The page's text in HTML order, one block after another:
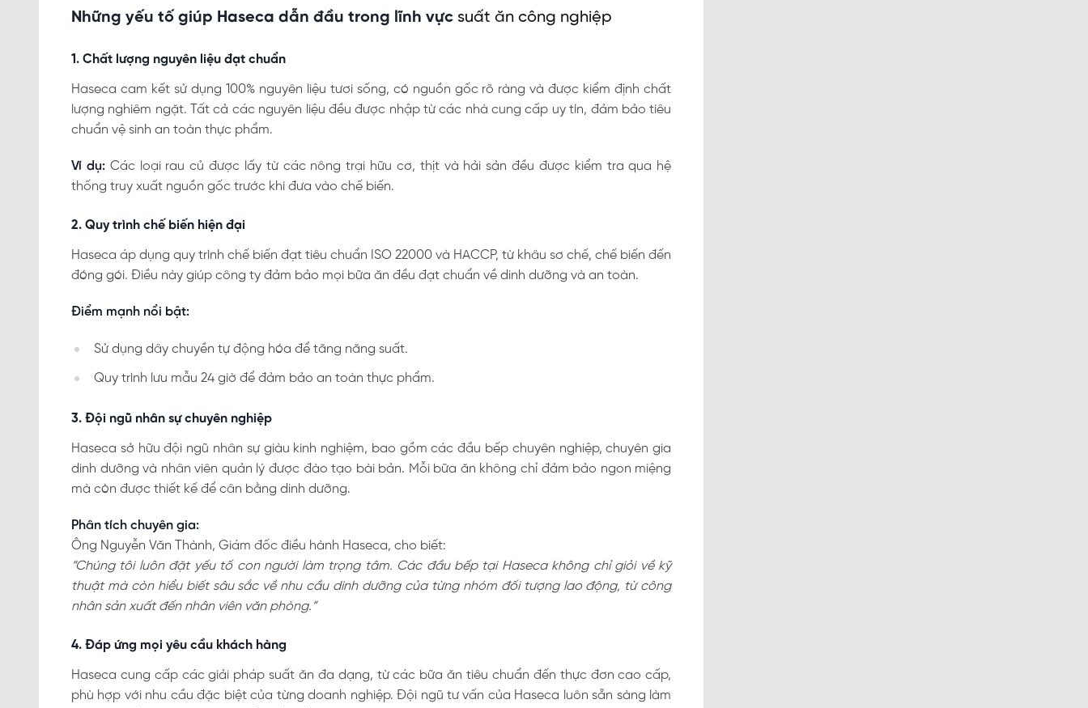
Những yếu tố giúp Haseca dẫn đầu trong lĩnh vực suất ăn công nghiệp
1. Chất lượng nguyên liệu đạt chuẩn
Haseca cam kết sử dụng 100% nguyên liệu tươi sống, có nguồn gốc rõ ràng và được kiểm định chất
lượng nghiêm ngặt. Tất cả các nguyên liệu đều được nhập từ các nhà cung cấp uy tín, đảm bảo tiêu
chuẩn vệ sinh an toàn thực phẩm.
Ví dụ:Các loại rau củ được lấy từ các nông trại hữu cơ, thịt và hải sản đều được kiểm tra qua hệ
thống truy xuất nguồn gốc trước khi đưa vào chế biến.
2. Quy trình chế biến hiện đại
Haseca áp dụng quy trình chế biến đạt tiêu chuẩn ISO 22000 và HACCP, từ khâu sơ chế, chế biến đến
đóng gói. Điều này giúp công ty đảm bảo mọi bữa ăn đều đạt chuẩn về dinh dưỡng và an toàn.
Điểm mạnh nổi bật:
Sử dụng dây chuyền tự động hóa để tăng năng suất.
Quy trình lưu mẫu 24 giờ để đảm bảo an toàn thực phẩm.
3. Đội ngũ nhân sự chuyên nghiệp
Haseca sở hữu đội ngũ nhân sự giàu kinh nghiệm, bao gồm các đầu bếp chuyên nghiệp, chuyên gia
dinh dưỡng và nhân viên quản lý được đào tạo bài bản. Mỗi bữa ăn không chỉ đảm bảo ngon miệng
mà còn được thiết kế để cân bằng dinh dưỡng.
Phân tích chuyên gia:
Ông Nguyễn Văn Thành, Giám đốc điều hành Haseca, cho biết:
“Chúng tôi luôn đặt yếu tố con người làm trọng tâm. Các đầu bếp tại Haseca không chỉ giỏi về kỹ
thuật mà còn hiểu biết sâu sắc về nhu cầu dinh dưỡng của từng nhóm đối tượng lao động, từ công
nhân sản xuất đến nhân viên văn phòng.”
4. Đáp ứng mọi yêu cầu khách hàng
Haseca cung cấp các giải pháp suất ăn đa dạng, từ các bữa ăn tiêu chuẩn đến thực đơn cao cấp,
phù hợp với nhu cầu đặc biệt của từng doanh nghiệp. Đội ngũ tư vấn của Haseca luôn sẵn sàng làm